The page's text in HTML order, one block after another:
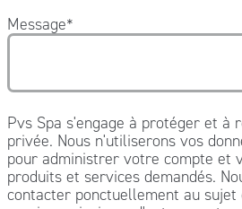
Message*
Pvs Spa s'engage à protéger et à
privée. Nous n'utiliserons vos
pour administrer votre compte et
produits et services demandés.
contacter ponctuellement au